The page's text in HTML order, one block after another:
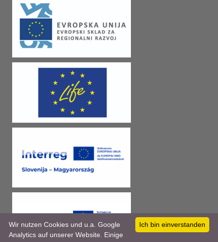
Ich bin einverstanden
Wir nutzen Cookies und u.a. Google
Analytics auf unserer Website. Einige